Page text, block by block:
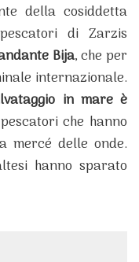
della cosiddetta
di Zarzis
Bija, che per
internazionale.
in mare è
che hanno
mercé delle onde.
hanno sparato